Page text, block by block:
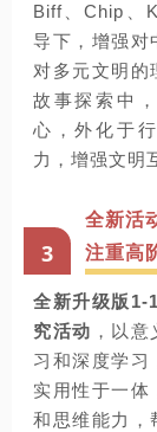
Biff、Chip 、
导下，增强对
对多元文明的
故事探索中
心，外化于
力，增强文明
3
全新活
注重高
全新升级版 1-
究活动 ， 以意
习和深度学习
实用性于一体
和思维能力，